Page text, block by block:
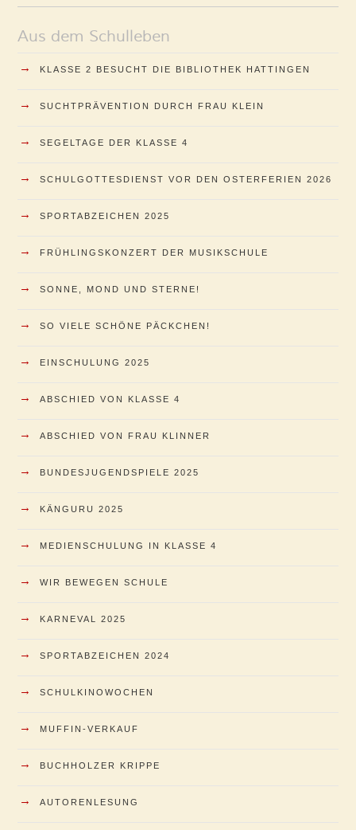
Aus dem Schulleben
→ KLASSE 2 BESUCHT DIE BIBLIOTHEK HATTINGEN
→ SUCHTPRÄVENTION DURCH FRAU KLEIN
→ SEGELTAGE DER KLASSE 4
→ SCHULGOTTESDIENST VOR DEN OSTERFERIEN 2026
→ SPORTABZEICHEN 2025
→ FRÜHLINGSKONZERT DER MUSIKSCHULE
→ SONNE, MOND UND STERNE!
→ SO VIELE SCHÖNE PÄCKCHEN!
→ EINSCHULUNG 2025
→ ABSCHIED VON KLASSE 4
→ ABSCHIED VON FRAU KLINNER
→ BUNDESJUGENDSPIELE 2025
→ KÄNGURU 2025
→ MEDIENSCHULUNG IN KLASSE 4
→ WIR BEWEGEN SCHULE
→ KARNEVAL 2025
→ SPORTABZEICHEN 2024
→ SCHULKINOWOCHEN
→ MUFFIN-VERKAUF
→ BUCHHOLZER KRIPPE
→ AUTORENLESUNG